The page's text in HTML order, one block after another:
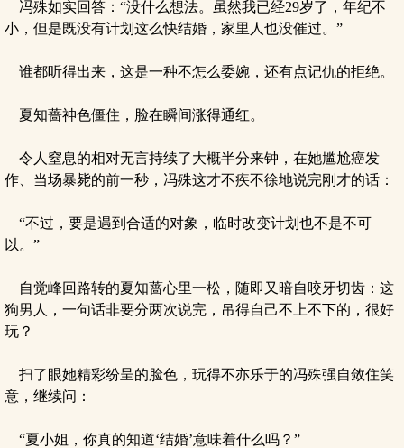
冯殊如实回答：“没什么想法。虽然我已经29岁了，年纪不
小，但是既没有计划这么快结婚，家里人也没催过。”
谁都听得出来，这是一种不怎么委婉，还有点记仇的拒绝。
夏知蔷神色僵住，脸在瞬间涨得通红。
令人窒息的相对无言持续了大概半分来钟，在她尴尬癌发
作、当场暴毙的前一秒，冯殊这才不疾不徐地说完刚才的话：
“不过，要是遇到合适的对象，临时改变计划也不是不可
以。”
自觉峰回路转的夏知蔷心里一松，随即又暗自咬牙切齿：这
狗男人，一句话非要分两次说完，吊得自己不上不下的，很好
玩？
扫了眼她精彩纷呈的脸色，玩得不亦乐于的冯殊强自敛住笑
意，继续问：
“夏小姐，你真的知道‘结婚’意味着什么吗？”